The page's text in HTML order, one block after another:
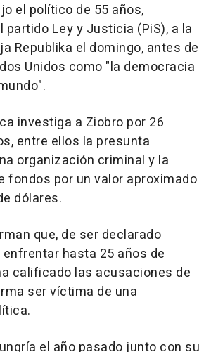
el político de 55 años,
Ley y Justicia (PiS), a la
Republika el domingo, antes de
Unidos como "la democracia
investiga a Ziobro por 26
entre ellos la presunta
organización criminal y la
fondos por un valor aproximado
dólares.
que, de ser declarado
hasta 25 años de
calificado las acusaciones de
ser víctima de una
el año pasado junto con su